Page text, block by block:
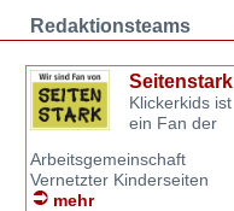
Redaktionsteams
Seitenstark
Klickerkids ist
ein Fan der
Arbeitsgemeinschaft
Vernetzter Kinderseiten
mehr